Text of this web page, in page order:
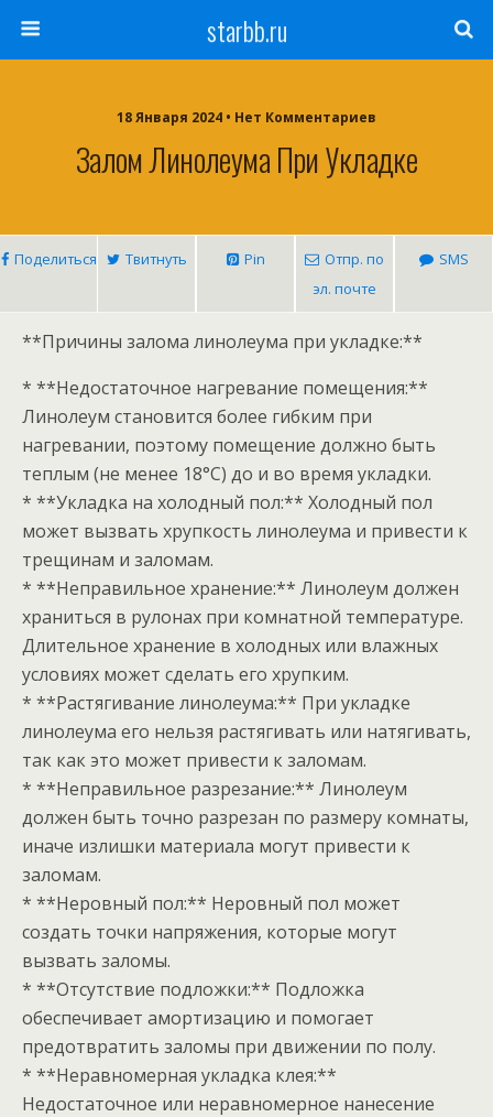
starbb.ru
18 Января 2024 • Нет Комментариев
Залом Линолеума При Укладке
Поделиться Твитнуть Pin
Отпр. по
эл. почте
SMS
**Причины залома линолеума при укладке:**
* **Недостаточное нагревание помещения:**
Линолеум становится более гибким при
нагревании, поэтому помещение должно быть
теплым (не менее 18°C) до и во время укладки.
* **Укладка на холодный пол:** Холодный пол
может вызвать хрупкость линолеума и привести к
трещинам и заломам.
* **Неправильное хранение:** Линолеум должен
храниться в рулонах при комнатной температуре.
Длительное хранение в холодных или влажных
условиях может сделать его хрупким.
* **Растягивание линолеума:** При укладке
линолеума его нельзя растягивать или натягивать,
так как это может привести к заломам.
* **Неправильное разрезание:** Линолеум
должен быть точно разрезан по размеру комнаты,
иначе излишки материала могут привести к
заломам.
* **Неровный пол:** Неровный пол может
создать точки напряжения, которые могут
вызвать заломы.
* **Отсутствие подложки:** Подложка
обеспечивает амортизацию и помогает
предотвратить заломы при движении по полу.
* **Неравномерная укладка клея:**
Недостаточное или неравномерное нанесение